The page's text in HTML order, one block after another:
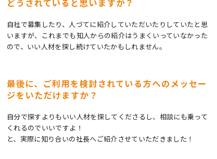
どうされていると思いますか？
自社で募集したり、人づてに紹介していただいたりしていたと思
いますが、これまでも知人からの紹介はうまくいっていなかった
ので、いい人材を探し続けていたかもしれません。
最後に、ご利用を検討されている方へのメッセー
ジをいただけますか？
自分で探すよりもいい人材を探してくださるし、相談にも乗って
くれるのでいいですよ！
と、実際に知り合いの社長へご紹介させていただきました！